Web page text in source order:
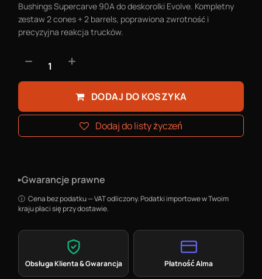
Bushings Supercarve 90A do deskorolki Evolve. Kompletny
zestaw 2 cones + 2 barrels, poprawiona zwrotność i
precyzyjna reakcja trucków.
DODAJ DO KOSZYKA
Dodaj do listy życzeń
▸Gwarancje prawne
Cena bez podatku — VAT odliczony. Podatki importowe w Twoim
kraju płaci się przy dostawie.
Obsługa Klienta & Gwarancja Płatność Alma